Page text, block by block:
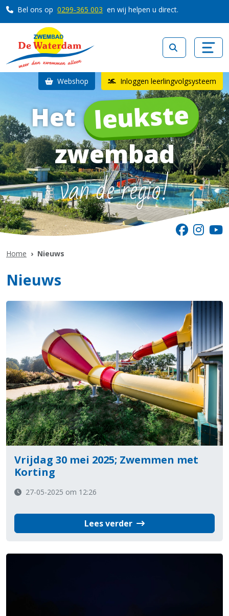
Bel ons op 0299-365 003 en wij helpen u direct.
Webshop Inloggen leerlingvolgsysteem
Het leukste
zwembad
van de regio!
Home Nieuws
Nieuws
Vrijdag 30 mei 2025; Zwemmen met
Korting
27-05-2025 om 12:26
Lees verder